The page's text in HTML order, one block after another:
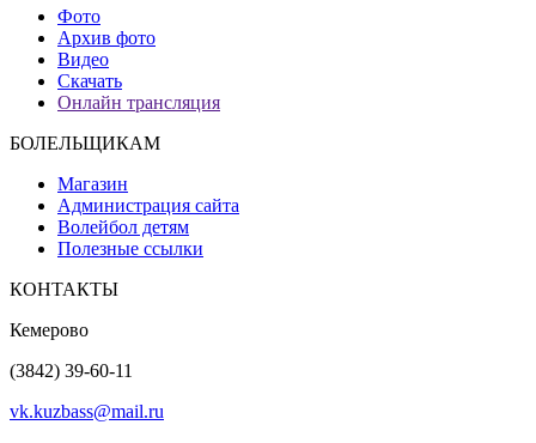
Фото
Архив фото
Видео
Скачать
Онлайн трансляция
БОЛЕЛЬЩИКАМ
Магазин
Администрация сайта
Волейбол детям
Полезные ссылки
КОНТАКТЫ
Кемерово
(3842) 39-60-11
vk.kuzbass@mail.ru